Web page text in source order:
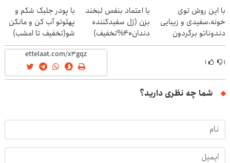
با این روش توی
خونه،سفیدی و زیبایی
دندوناتو برگردون
(40%off)
با اعتماد بنفس لبخند
بزن (ژل سفیدکننده
دندان40%تخفیف)
با پودر جلبک شکم و
پهلوتو آب کن و مانکن
شو(تخفیف تا امشب)
۱ ۱
شما چه نظری دارید؟